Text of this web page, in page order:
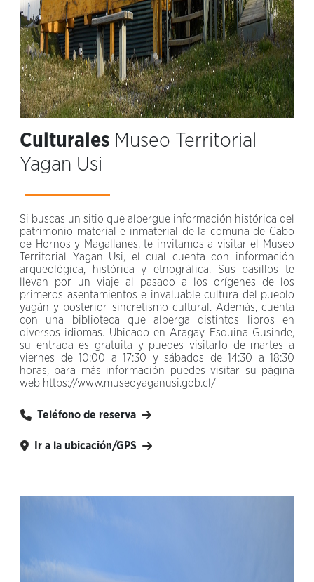
Culturales Museo Territorial
Yagan Usi
Si buscas un sitio que albergue información histórica del
patrimonio material e inmaterial de la comuna de Cabo
de Hornos y Magallanes, te invitamos a visitar el Museo
Territorial Yagan Usi, el cual cuenta con información
arqueológica, histórica y etnográfica. Sus pasillos te
llevan por un viaje al pasado a los orígenes de los
primeros asentamientos e invaluable cultura del pueblo
yagán y posterior sincretismo cultural. Además, cuenta
con una biblioteca que alberga distintos libros en
diversos idiomas. Ubicado en Aragay Esquina Gusinde,
su entrada es gratuita y puedes visitarlo de martes a
viernes de 10:00 a 17:30 y sábados de 14:30 a 18:30
horas, para más información puedes visitar su página
web https://www.museoyaganusi.gob.cl/
Teléfono de reserva
Ir a la ubicación/GPS